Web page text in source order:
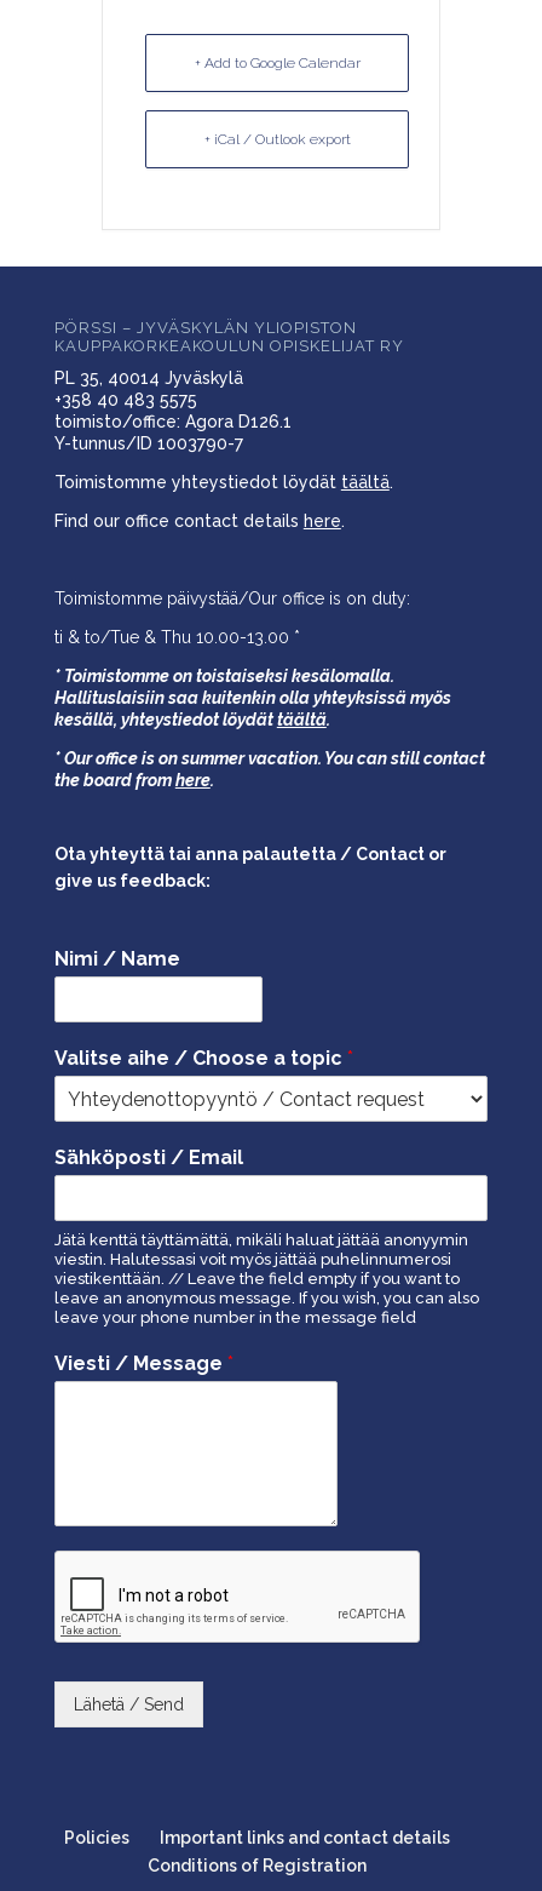
+ Add to Google Calendar
+ iCal / Outlook export
PÖRSSI – JYVÄSKYLÄN YLIOPISTON
KAUPPAKORKEAKOULUN OPISKELIJAT RY
PL 35, 40014 Jyväskylä
+358 40 483 5575
toimisto/office: Agora D126.1
Y-tunnus/ID 1003790-7
Toimistomme yhteystiedot löydät täältä.
Find our office contact details here.
Toimistomme päivystää/Our office is on duty:
ti & to/Tue & Thu 10.00-13.00 *
* Toimistomme on toistaiseksi kesälomalla.
Hallituslaisiin saa kuitenkin olla yhteyksissä myös
kesällä, yhteystiedot löydättäältä.
* Our office is on summer vacation. You can still contact
the board fromhere.
Ota yhteyttä tai anna palautetta / Contact or
give us feedback:
Nimi / Name
Valitse aihe / Choose a topic *
Sähköposti / Email
Jätä kenttä täyttämättä, mikäli haluat jättää anonyymin
viestin. Halutessasi voit myös jättää puhelinnumerosi
viestikenttään. // Leave the field empty if you want to
leave an anonymous message. If you wish, you can also
leave your phone number in the message field
Viesti / Message *
Lähetä / Send
Policies
Important links and contact details
Conditions of Registration